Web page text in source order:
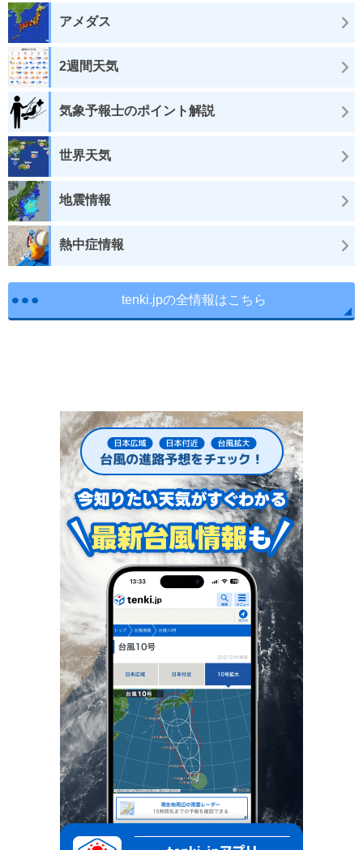
アメダス
2週間天気
気象予報士のポイント解説
世界天気
地震情報
熱中症情報
tenki.jpの全情報はこちら